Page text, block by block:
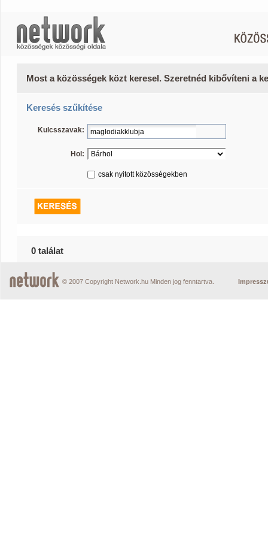
Most a közösségek közt keresel. Szeretnéd kibővíteni a
Keresés szűkítése
Kulcsszavak:
Hol:
csak nyitott közösségekben
0 találat
© 2007 Copyright Network.hu Minden jog fenntartva.